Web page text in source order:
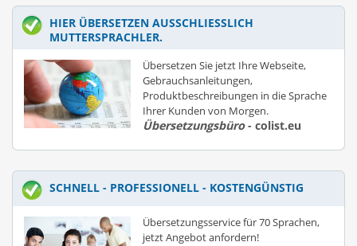
HIER ÜBERSETZEN AUSSCHLIESSLICH M
UTTERSPRACHLER.
Übersetzen Sie jetzt Ihre Webseite,
Gebrauchsanleitungen,
Produktbeschreibungen in die Sprache
Ihrer Kunden von Morgen.
Übersetzungsbüro- colist.eu
SCHNELL - PROFESSIONELL - KOSTENGÜNSTIG
Übersetzungsservice für 70 Sprachen,
jetzt Angebot anfordern!